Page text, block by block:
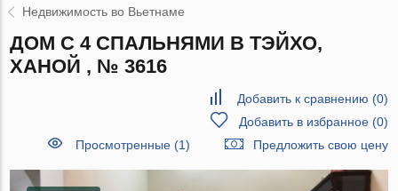
Недвижимость во Вьетнаме
ДОМ С 4 СПАЛЬНЯМИ В ТЭЙХО,
ХАНОЙ , № 3616
Добавить к сравнению (0)
Добавить в избранное(0)
Просмотренные (1)
Предложить свою цену